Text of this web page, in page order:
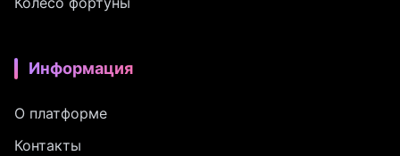
Информация
О платформе
Контакты